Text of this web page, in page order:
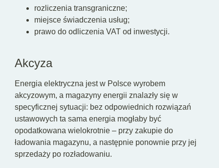
rozliczenia transgraniczne;
miejsce świadczenia usług;
prawo do odliczenia VAT od inwestycji.
Akcyza
Energia elektryczna jest w Polsce wyrobem
akcyzowym, a magazyny energii znalazły się w
specyficznej sytuacji: bez odpowiednich rozwiązań
ustawowych ta sama energia mogłaby być
opodatkowana wielokrotnie – przy zakupie do
ładowania magazynu, a następnie ponownie przy jej
sprzedaży po rozładowaniu.